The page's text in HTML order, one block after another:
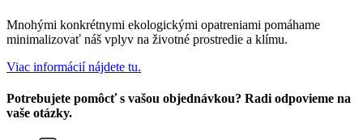
Mnohými konkrétnymi ekologickými opatreniami pomáhame
minimalizovať náš vplyv na životné prostredie a klímu.
Viac informácií nájdete tu.
Potrebujete pomôcť s vašou objednávkou? Radi odpovieme na
vaše otázky.